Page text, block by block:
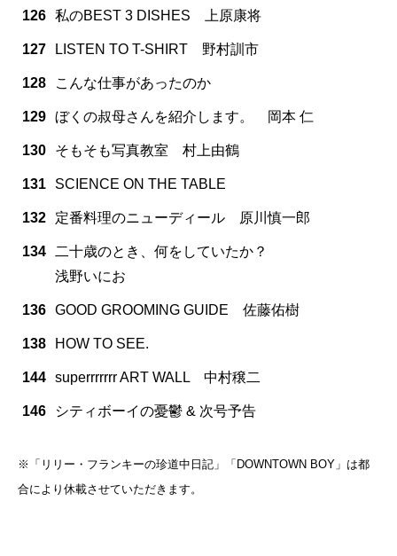
126 私のBEST 3 DISHES 上原康将
127 LISTEN TO T-SHIRT 野村訓市
128 こんな仕事があったのか
129 ぼくの叔母さんを紹介します。 岡本 仁
130 そもそも写真教室 村上由鶴
131 SCIENCE ON THE TABLE
132 定番料理のニューディール 原川慎一郎
134
二十歳のとき、何をしていたか？
浅野いにお
136 GOOD GROOMING GUIDE 佐藤佑樹
138 HOW TO SEE.
144 superrrrrrr ART WALL 中村穣二
146 シティボーイの憂鬱 & 次号予告
※「リリー・フランキーの珍道中日記」「DOWNTOWN BOY」は都
合により休載させていただきます。